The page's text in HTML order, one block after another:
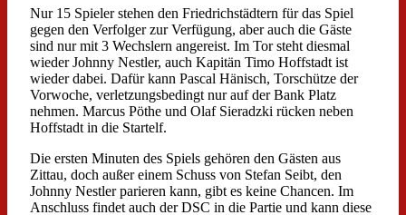
Nur 15 Spieler stehen den Friedrichstädtern für das Spiel
gegen den Verfolger zur Verfügung, aber auch die Gäste
sind nur mit 3 Wechslern angereist. Im Tor steht diesmal
wieder Johnny Nestler, auch Kapitän Timo Hoffstadt ist
wieder dabei. Dafür kann Pascal Hänisch, Torschütze der
Vorwoche, verletzungsbedingt nur auf der Bank Platz
nehmen. Marcus Pöthe und Olaf Sieradzki rücken neben
Hoffstadt in die Startelf.
Die ersten Minuten des Spiels gehören den Gästen aus
Zittau, doch außer einem Schuss von Stefan Seibt, den
Johnny Nestler parieren kann, gibt es keine Chancen. Im
Anschluss findet auch der DSC in die Partie und kann diese